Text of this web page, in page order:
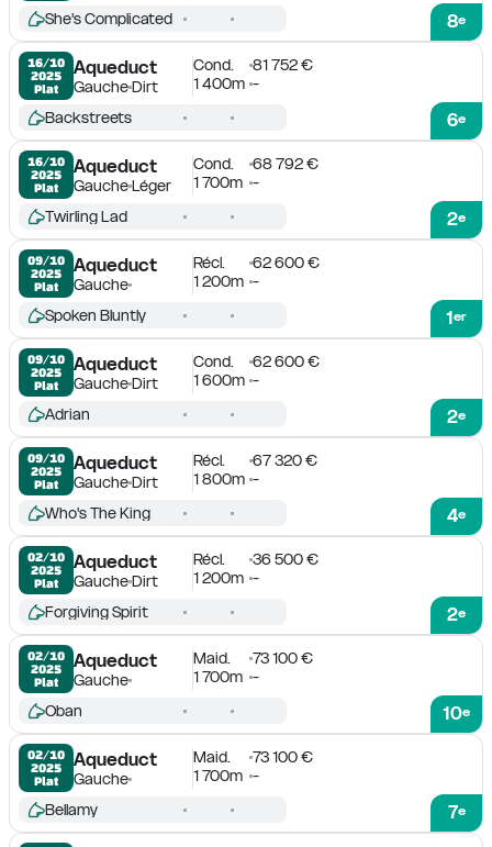
8e
She's Complicated
16/10
2025
Plat
Aqueduct
GaucheDirt
Cond.
81 752 €
1 400m -
6e
Backstreets
16/10
2025
Plat
Aqueduct
GaucheLéger
Cond.
68 792 €
1 700m -
2e
Twirling Lad
09/10
2025
Plat
Aqueduct
Gauche
Récl.
62 600 €
1 200m -
1er
Spoken Bluntly
09/10
2025
Plat
Aqueduct
GaucheDirt
Cond.
62 600 €
1 600m -
2e
Adrian
09/10
2025
Plat
Aqueduct
GaucheDirt
Récl.
67 320 €
1 800m -
4e
Who's The King
02/10
2025
Plat
Aqueduct
GaucheDirt
Récl.
36 500 €
1 200m -
2e
Forgiving Spirit
02/10
2025
Plat
Aqueduct
Gauche
Maid.
73 100 €
1 700m -
10e
Oban
02/10
2025
Plat
Aqueduct
Gauche
Maid.
73 100 €
1 700m -
7e
Bellamy